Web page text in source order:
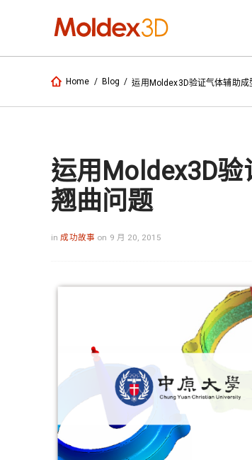
Home / Blog / 运用Moldex3D验证气体辅助
运用Moldex3D
翘曲问题
in成功故事 on 9 月 20, 2015